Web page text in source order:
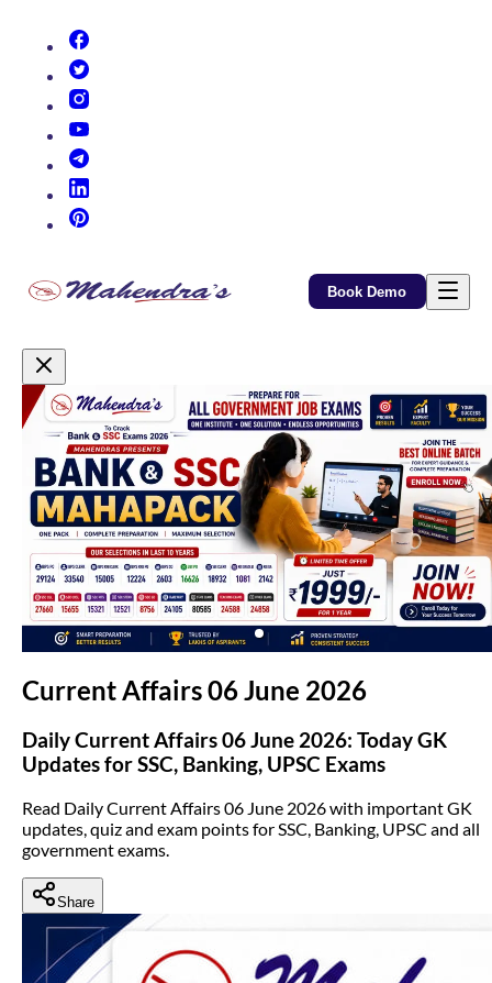
Book Demo
Promotional Content
Current Affairs 06 June 2026
Daily Current Affairs 06 June 2026: Today GK
Updates for SSC, Banking, UPSC Exams
Read Daily Current Affairs 06 June 2026 with important GK
updates, quiz and exam points for SSC, Banking, UPSC and all
government exams.
Share